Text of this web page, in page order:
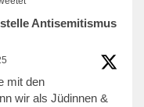
Antisemitismus
mit den
wir als Jüdinnen &